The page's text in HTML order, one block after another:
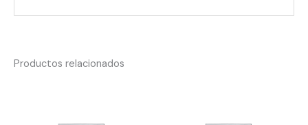
Productos relacionados